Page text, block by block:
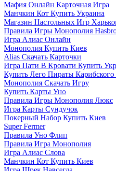
Мафия Онлайн Карточная Игра
Манчкин Кот Купить Украина
Магазин Настольных Игр
Правила Игры Монополия
Игра Алиас Онлайн
Монополия Купить Киев
Alias Скачать Карточки
Игра Пати В Кровати Купить
Купить Лего Пираты
Монополия Скачать Игру
Купить Карты Уно
Правила Игры Монополия Люкс
Игра Карты Сундучок
Покерный Набор Купить Киев
Super Fermer
Правила Уно Флип
Правила Игра Монополия
Игра Алиас Слова
Манчкин Кот Купить Киев